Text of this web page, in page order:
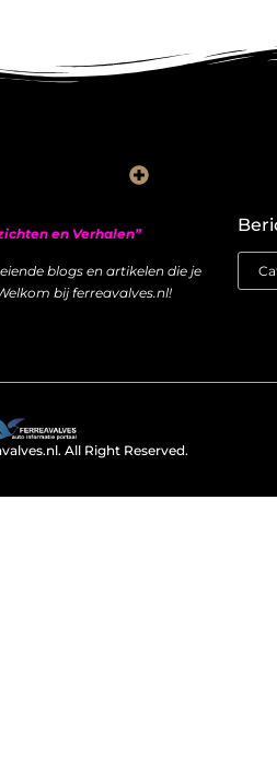
en Verhalen”
blogs en artikelen die je
bij ferreavalves.nl!
All Right Reserved.